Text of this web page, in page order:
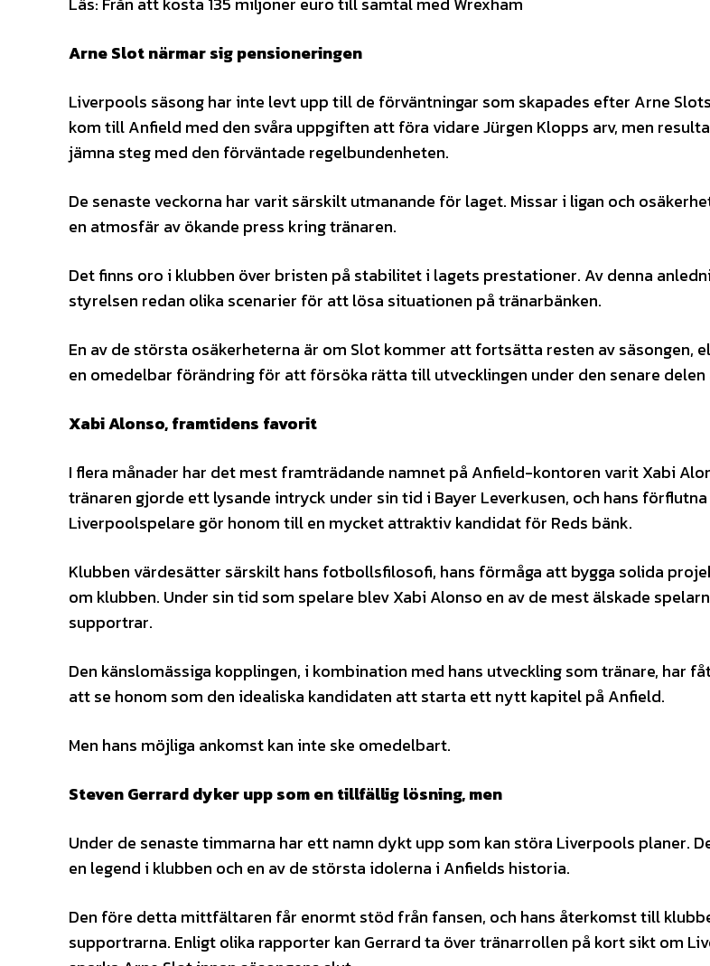
Arne Slot närmar sig pensioneringen
Liverpools säsong har inte levt upp till de förväntningar som skapades efter Arne
kom till Anfield med den svåra uppgiften att föra vidare Jürgen Klopps arv, men
jämna steg med den förväntade regelbundenheten.
De senaste veckorna har varit särskilt utmanande för laget. Missar i ligan och
en atmosfär av ökande press kring tränaren.
Det finns oro i klubben över bristen på stabilitet i lagets prestationer. Av denna
styrelsen redan olika scenarier för att lösa situationen på tränarbänken.
En av de största osäkerheterna är om Slot kommer att fortsätta resten av säsongen,
en omedelbar förändring för att försöka rätta till utvecklingen under den senare delen
Xabi Alonso, framtidens favorit
I flera månader har det mest framträdande namnet på Anfield-kontoren varit Xabi
tränaren gjorde ett lysande intryck under sin tid i Bayer Leverkusen, och hans
Liverpoolspelare gör honom till en mycket attraktiv kandidat för Reds bänk.
Klubben värdesätter särskilt hans fotbollsfilosofi, hans förmåga att bygga solida
om klubben. Under sin tid som spelare blev Xabi Alonso en av de mest älskade
supportrar.
Den känslomässiga kopplingen, i kombination med hans utveckling som tränare, har
att se honom som den idealiska kandidaten att starta ett nytt kapitel på Anfield.
Men hans möjliga ankomst kan inte ske omedelbart.
Steven Gerrard dyker upp som en tillfällig lösning, men
Under de senaste timmarna har ett namn dykt upp som kan störa Liverpools planer.
en legend i klubben och en av de största idolerna i Anfields historia.
Den före detta mittfältaren får enormt stöd från fansen, och hans återkomst till
supportrarna. Enligt olika rapporter kan Gerrard ta över tränarrollen på kort sikt om